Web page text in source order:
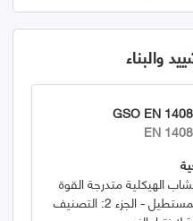
والبناء
GSO EN
EN
الهيكلية متدرجة القوة
مع المقطع العرضي المستطيل - الجزء 2: التصنيف